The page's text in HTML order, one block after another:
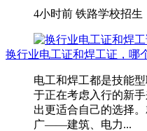
4小时前 铁路学校招生
换行业电工证和焊工证，哪
电工和焊工都是技能
于正在考虑入行的新
出更适合自己的选择
广——建筑、电力...